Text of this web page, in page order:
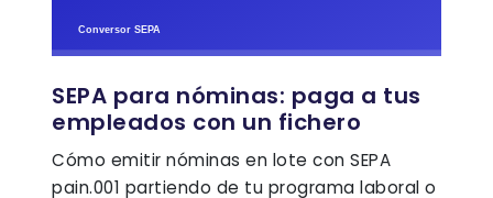
SEPA para nóminas: paga a tus
empleados con un fichero
Cómo emitir nóminas en lote con SEPA
pain.001 partiendo de tu programa laboral o